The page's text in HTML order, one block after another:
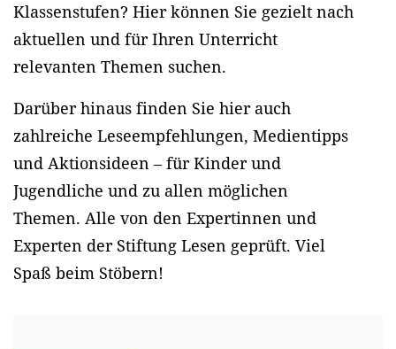
Klassenstufen? Hier können Sie gezielt nach
aktuellen und für Ihren Unterricht
relevanten Themen suchen.
Darüber hinaus finden Sie hier auch
zahlreiche Leseempfehlungen, Medientipps
und Aktionsideen – für Kinder und
Jugendliche und zu allen möglichen
Themen. Alle von den Expertinnen und
Experten der Stiftung Lesen geprüft. Viel
Spaß beim Stöbern!